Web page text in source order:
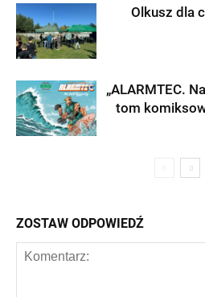
Olkusz dla
„ALARMTEC.
tom
ZOSTAW ODPOWIEDŹ